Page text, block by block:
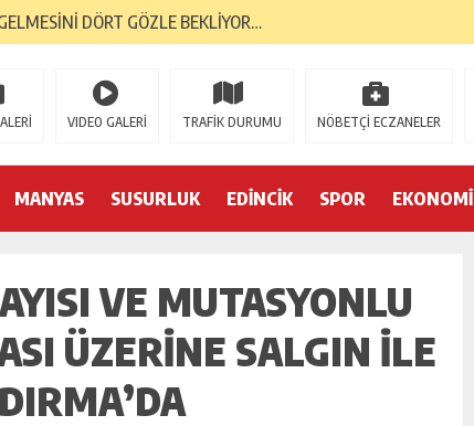
DÖRT GÖZLE BEKLİYOR…
SÜRDÜRDÜ…
DEMOKRASİ PLATFORMU’NDAN…
GAZİLERİNE 52 YIL SONRA AHD-İ VEFA…
YILINDA; 2 BİN 226 MEZUN…
2. GENÇLİK MERKEZİ…
VIDEO GALERİ TRAFİK DURUMU NÖBETÇİ ECZANELER
MANYAS SUSURLUK EDİNCİK SPOR EKONOMİ
VE MUTASYONLU
ÜZERİNE SALGIN İLE